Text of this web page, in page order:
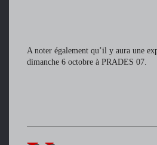
A noter également qu’il y aura une
dimanche 6 octobre à PRADES 07.